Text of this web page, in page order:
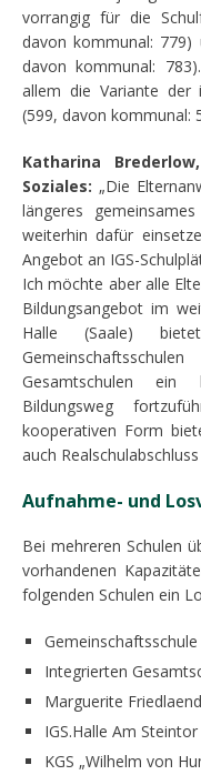
vorrangig für die
davon kommunal: 779)
davon kommunal:
allem die Variante der
(599, davon kommunal:
Katharina
Soziales: „Die
längeres
weiterhin dafür
Angebot an IGS-
Ich möchte aber alle
Bildungsangebot im
Halle (Saale)
Gesamtschulen ein
Bildungsweg
kooperativen Form
auch
Aufnahme- und
Bei mehreren Schulen
vorhandenen
folgenden Schulen ein
Gemeinschaftsschule
Integrierten
Marguerite
IGS.Halle Am Steintor
KGS „Wilhelm von